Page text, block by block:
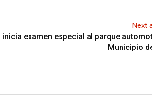
Next
examen especial al parque
Municipio